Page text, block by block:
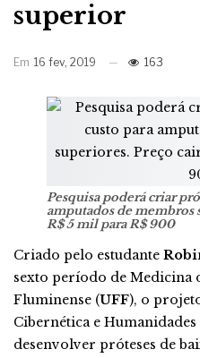
superior
Em 16 fev, 2019 163
Pesquisa poderá criar
amputados de membros
R$ 5 mil para R$ 900
Criado pelo estudante
sexto período de Medicina
Fluminense (UFF), o
Cibernética e Humanidades
desenvolver próteses de